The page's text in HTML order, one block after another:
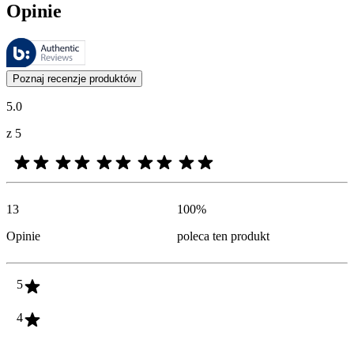
Opinie
Recenzje są zarządzane przez Bazaarvoice i są zgodne z polityką
Opinie klientów w postaci ocen produktów i gwiazdek są przydatne
Poznaj recenzje produktów
5.0
z 5
13
Opinie
100%
poleca ten produkt
5
4